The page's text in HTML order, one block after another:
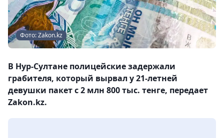
Фото: Zakon.kz
В Нур-Султане полицейские задержали
грабителя, который вырвал у 21-летней
девушки пакет с 2 млн 800 тыс. тенге, передает
Zakon.kz.